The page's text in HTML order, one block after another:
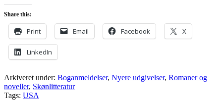
Share this:
Print Email Facebook X
LinkedIn
Arkiveret under: Boganmeldelser, Nyere udgivelser, Romaner og
noveller, Skønlitteratur
Tags: USA